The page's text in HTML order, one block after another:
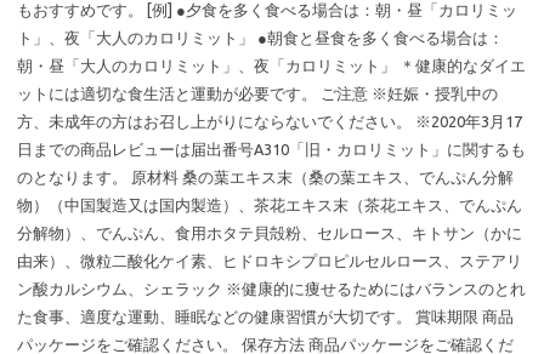
もおすすめです。 [例] ●夕食を多く食べる場合は：朝・昼「カロリミッ
ト」、夜「大人のカロリミット」 ●朝食と昼食を多く食べる場合は：
朝・昼「大人のカロリミット」、夜「カロリミット」 ＊健康的なダイエ
ットには適切な食生活と運動が必要です。 ご注意 ※妊娠・授乳中の
方、未成年の方はお召し上がりにならないでください。 ※2020年3月17
日までの商品レビューは届出番号A310「旧・カロリミット」に関するも
のとなります。 原材料 桑の葉エキス末（桑の葉エキス、でんぷん分解
物）（中国製造又は国内製造）、茶花エキス末（茶花エキス、でんぷん
分解物）、でんぷん、食用ホタテ貝殻粉、セルロース、キトサン（かに
由来）、微粒二酸化ケイ素、ヒドロキシプロピルセルロース、ステアリ
ン酸カルシウム、シェラック ※健康的に痩せるためにはバランスのとれ
た食事、適度な運動、睡眠などの健康習慣が大切です。 賞味期限 商品
パッケージをご確認ください。 保存方法 商品パッケージをご確認くだ